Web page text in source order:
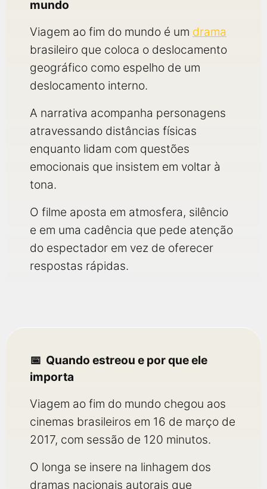
mundo
Viagem ao fim do mundo é um drama
brasileiro que coloca o deslocamento
geográfico como espelho de um
deslocamento interno.
A narrativa acompanha personagens
atravessando distâncias físicas
enquanto lidam com questões
emocionais que insistem em voltar à
tona.
O filme aposta em atmosfera, silêncio
e em uma cadência que pede atenção
do espectador em vez de oferecer
respostas rápidas.
Quando estreou e por que ele
importa
Viagem ao fim do mundo chegou aos
cinemas brasileiros em 16 de março de
2017, com sessão de 120 minutos.
O longa se insere na linhagem dos
dramas nacionais autorais que
acessar informações sobre cinemas, horários, assistir aos